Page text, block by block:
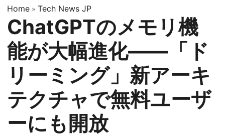
Home » Tech News JP
ChatGPTのメモリ機
能が大幅進化——「ド
リーミング」新アーキ
テクチャで無料ユーザ
ーにも開放